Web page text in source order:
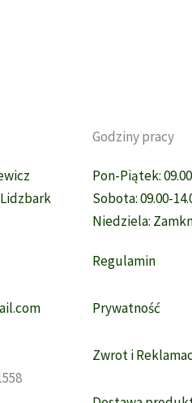
Godziny pracy
Pon-Piątek:
Sobota: 09.00-
Niedziela:
Regulamin
Prywatność
Zwrot i